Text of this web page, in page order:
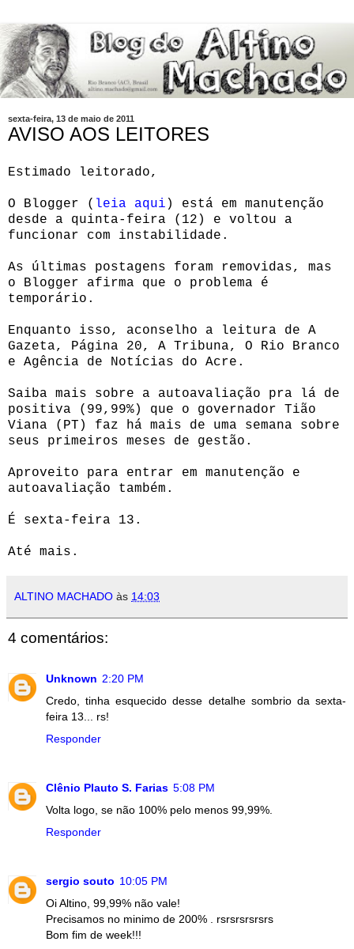
sexta-feira, 13 de maio de 2011
AVISO AOS LEITORES
Estimado leitorado,
O Blogger ( leia aqui ) está em manutenção
desde a quinta-feira (12) e voltou a
funcionar com instabilidade.
As últimas postagens foram removidas, mas
o Blogger afirma que o problema é
temporário.
Enquanto isso, aconselho a leitura de A
Gazeta, Página 20, A Tribuna, O Rio Branco
e Agência de Notícias do Acre.
Saiba mais sobre a autoavaliação pra lá de
positiva (99,99%) que o governador Tião
Viana (PT) faz há mais de uma semana sobre
seus primeiros meses de gestão.
Aproveito para entrar em manutenção e
autoavaliação também.
É sexta-feira 13.
Até mais.
ALTINO MACHADO às 14:03
4 comentários:
Unknown 2:20 PM
Credo, tinha esquecido desse detalhe sombrio da sexta-
feira 13... rs!
Responder
Clênio Plauto S. Farias 5:08 PM
Volta logo, se não 100% pelo menos 99,99%.
Responder
sergio souto 10:05 PM
Oi Altino, 99,99% não vale!
Precisamos no minimo de 200% . rsrsrsrsrsrs
Bom fim de week!!!